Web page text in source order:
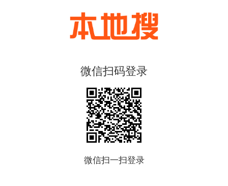
微信扫码登录
微信扫一扫登录